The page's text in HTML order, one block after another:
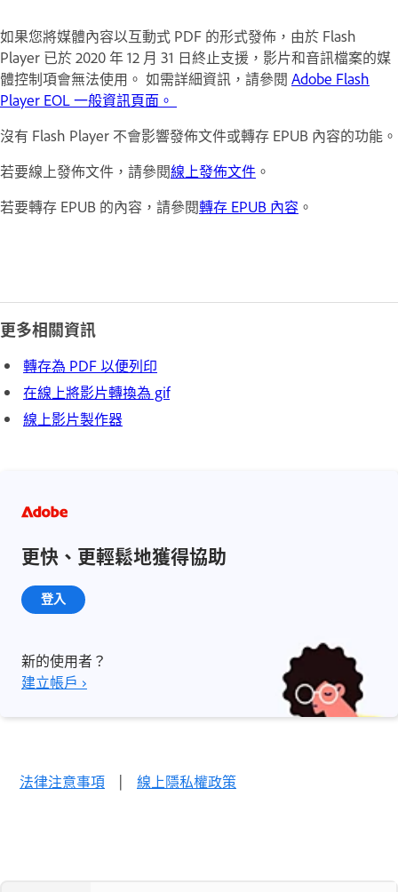
如果您將媒體內容以互動式 PDF 的形式發佈，由於 Flash
Player 已於 2020 年 12 月 31 日終止支援，影片和音訊檔案的媒
體控制項會無法使用。 如需詳細資訊，請參閱 Adobe Flash
Player EOL 一般資訊頁面。
沒有 Flash Player 不會影響發佈文件或轉存 EPUB 內容的功能。
若要線上發佈文件，請參閱線上發佈文件 。
若要轉存 EPUB 的內容，請參閱轉存 EPUB 內容 。
更多相關資訊
轉存為 PDF 以便列印
在線上將影片轉換為 gif
線上影片製作器
更快、更輕鬆地獲得協助
登入
新的使用者？
建立帳戶 ›
法律注意事項 | 線上隱私權政策